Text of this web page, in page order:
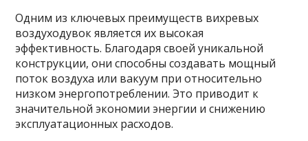
Одним из ключевых преимуществ вихревых
воздуходувок является их высокая
эффективность. Благодаря своей уникальной
конструкции, они способны создавать мощный
поток воздуха или вакуум при относительно
низком энергопотреблении. Это приводит к
значительной экономии энергии и снижению
эксплуатационных расходов.